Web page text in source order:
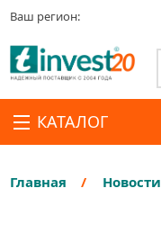
Ваш регион:
КАТАЛОГ
Главная Новости